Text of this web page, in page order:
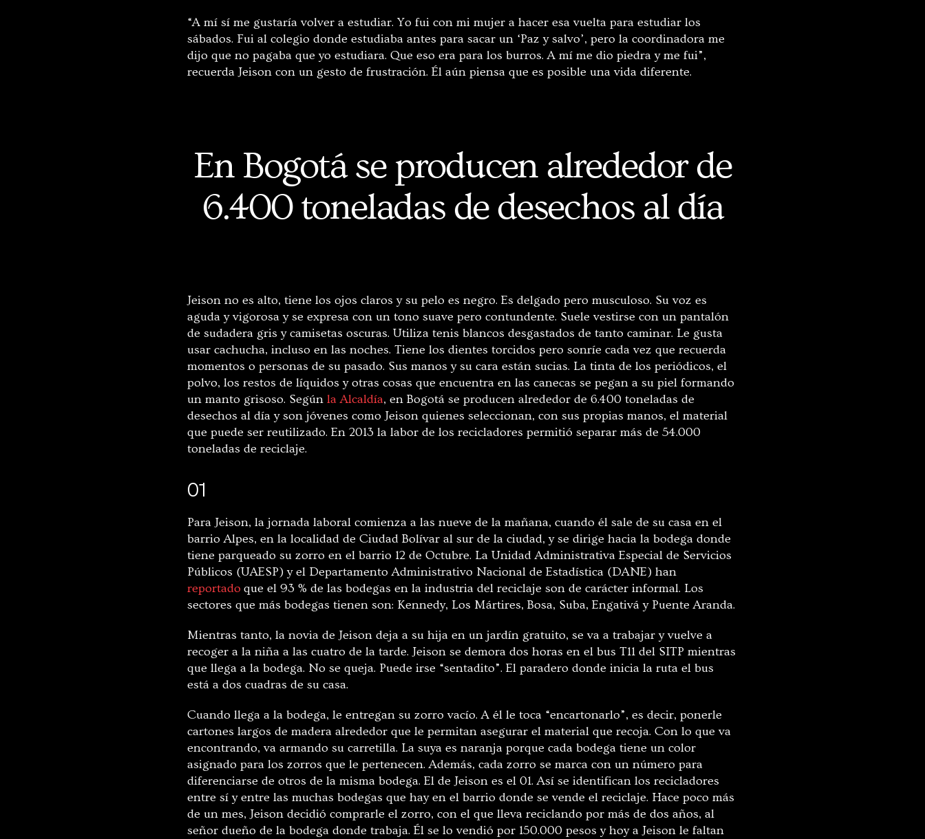
“A mí sí me gustaría volver a estudiar. Yo fui con mi mujer a hacer esa vuelta para estudiar los
sábados. Fui al colegio donde estudiaba antes para sacar un ‘Paz y salvo’, pero la coordinadora me
dijo que no pagaba que yo estudiara. Que eso era para los burros. A mí me dio piedra y me fui”,
recuerda Jeison con un gesto de frustración. Él aún piensa que es posible una vida diferente.
En Bogotá se producen alrededor de
6.400 toneladas de desechos al día
Jeison no es alto, tiene los ojos claros y su pelo es negro. Es delgado pero musculoso. Su voz es
aguda y vigorosa y se expresa con un tono suave pero contundente. Suele vestirse con un pantalón
de sudadera gris y camisetas oscuras. Utiliza tenis blancos desgastados de tanto caminar. Le gusta
usar cachucha, incluso en las noches. Tiene los dientes torcidos pero sonríe cada vez que recuerda
momentos o personas de su pasado. Sus manos y su cara están sucias. La tinta de los periódicos, el
polvo, los restos de líquidos y otras cosas que encuentra en las canecas se pegan a su piel formando
un manto grisoso. Según la Alcaldía, en Bogotá se producen alrededor de 6.400 toneladas de
desechos al día y son jóvenes como Jeison quienes seleccionan, con sus propias manos, el material
que puede ser reutilizado. En 2013 la labor de los recicladores permitió separar más de 54.000
toneladas de reciclaje.
01
Para Jeison, la jornada laboral comienza a las nueve de la mañana, cuando él sale de su casa en el
barrio Alpes, en la localidad de Ciudad Bolívar al sur de la ciudad, y se dirige hacia la bodega donde
tiene parqueado su zorro en el barrio 12 de Octubre. La Unidad Administrativa Especial de Servicios
Públicos (UAESP) y el Departamento Administrativo Nacional de Estadística (DANE) han
reportado que el 93 % de las bodegas en la industria del reciclaje son de carácter informal. Los
sectores que más bodegas tienen son: Kennedy, Los Mártires, Bosa, Suba, Engativá y Puente Aranda.
Mientras tanto, la novia de Jeison deja a su hija en un jardín gratuito, se va a trabajar y vuelve a
recoger a la niña a las cuatro de la tarde. Jeison se demora dos horas en el bus T11 del SITP mientras
que llega a la bodega. No se queja. Puede irse “sentadito”. El paradero donde inicia la ruta el bus
está a dos cuadras de su casa.
Cuando llega a la bodega, le entregan su zorro vacío. A él le toca “encartonarlo”, es decir, ponerle
cartones largos de madera alrededor que le permitan asegurar el material que recoja. Con lo que va
encontrando, va armando su carretilla. La suya es naranja porque cada bodega tiene un color
asignado para los zorros que le pertenecen. Además, cada zorro se marca con un número para
diferenciarse de otros de la misma bodega. El de Jeison es el 01. Así se identifican los recicladores
entre sí y entre las muchas bodegas que hay en el barrio donde se vende el reciclaje. Hace poco más
de un mes, Jeison decidió comprarle el zorro, con el que lleva reciclando por más de dos años, al
señor dueño de la bodega donde trabaja. Él se lo vendió por 150.000 pesos y hoy a Jeison le faltan